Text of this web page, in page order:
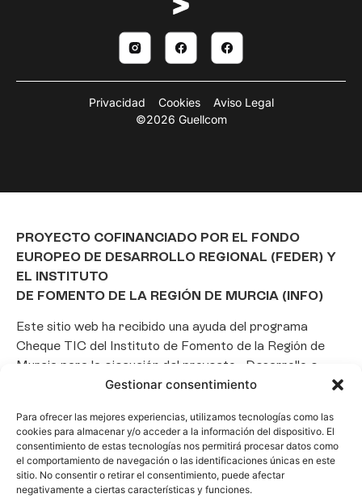
Gestionar consentimiento
Para ofrecer las mejores experiencias, utilizamos tecnologías como las
cookies para almacenar y/o acceder a la información del dispositivo. El
consentimiento de estas tecnologías nos permitirá procesar datos como
el comportamiento de navegación o las identificaciones únicas en este
sitio. No consentir o retirar el consentimiento, puede afectar
negativamente a ciertas características y funciones.
©2026 Guellcom
Privacidad Cookies Aviso Legal
PROYECTO COFINANCIADO POR EL FONDO
EUROPEO DE DESARROLLO REGIONAL (FEDER) Y
EL INSTITUTO
DE FOMENTO DE LA REGIÓN DE MURCIA (INFO)
Este sitio web ha recibido una ayuda del programa
Cheque TIC del Instituto de Fomento de la Región de
Murcia para la ejecución del proyecto «Desarrollo e
implantación de un Chatbot de Inteligencia Artificial
promover la transformación digital, la automatización
de consultas y la optimización de la gestión de clientes
en el ámbito empresarial.